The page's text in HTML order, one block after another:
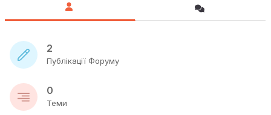
2
Публікації Форуму
0
Теми